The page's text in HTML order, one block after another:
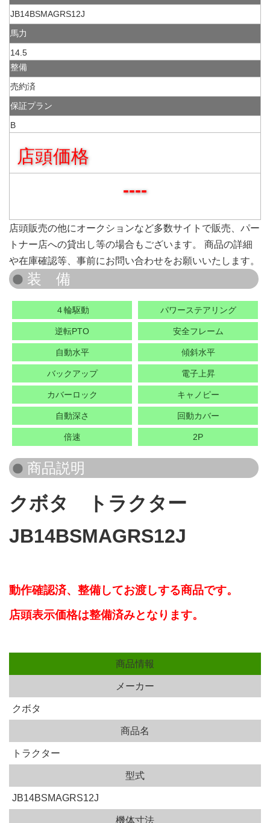
JB14BSMAGRS12J
馬力
14.5
整備
売約済
保証プラン
B
店頭価格
----
店頭販売の他にオークションなど多数サイトで販売、パー
トナー店への貸出し等の場合もございます。 商品の詳細
や在庫確認等、事前にお問い合わせをお願いいたします。
４輪駆動 パワーステアリング
逆転PTO 安全フレーム
自動水平 傾斜水平
バックアップ 電子上昇
カバーロック キャノピー
自動深さ 回動カバー
倍速 2P
クボタ トラクター
JB14BSMAGRS12J
動作確認済、 整備してお渡しする商品です。
店頭表示価格は整備済みとなります。
商品情報
メーカー
クボタ
商品名
トラクター
型式
JB14BSMAGRS12J
機体寸法